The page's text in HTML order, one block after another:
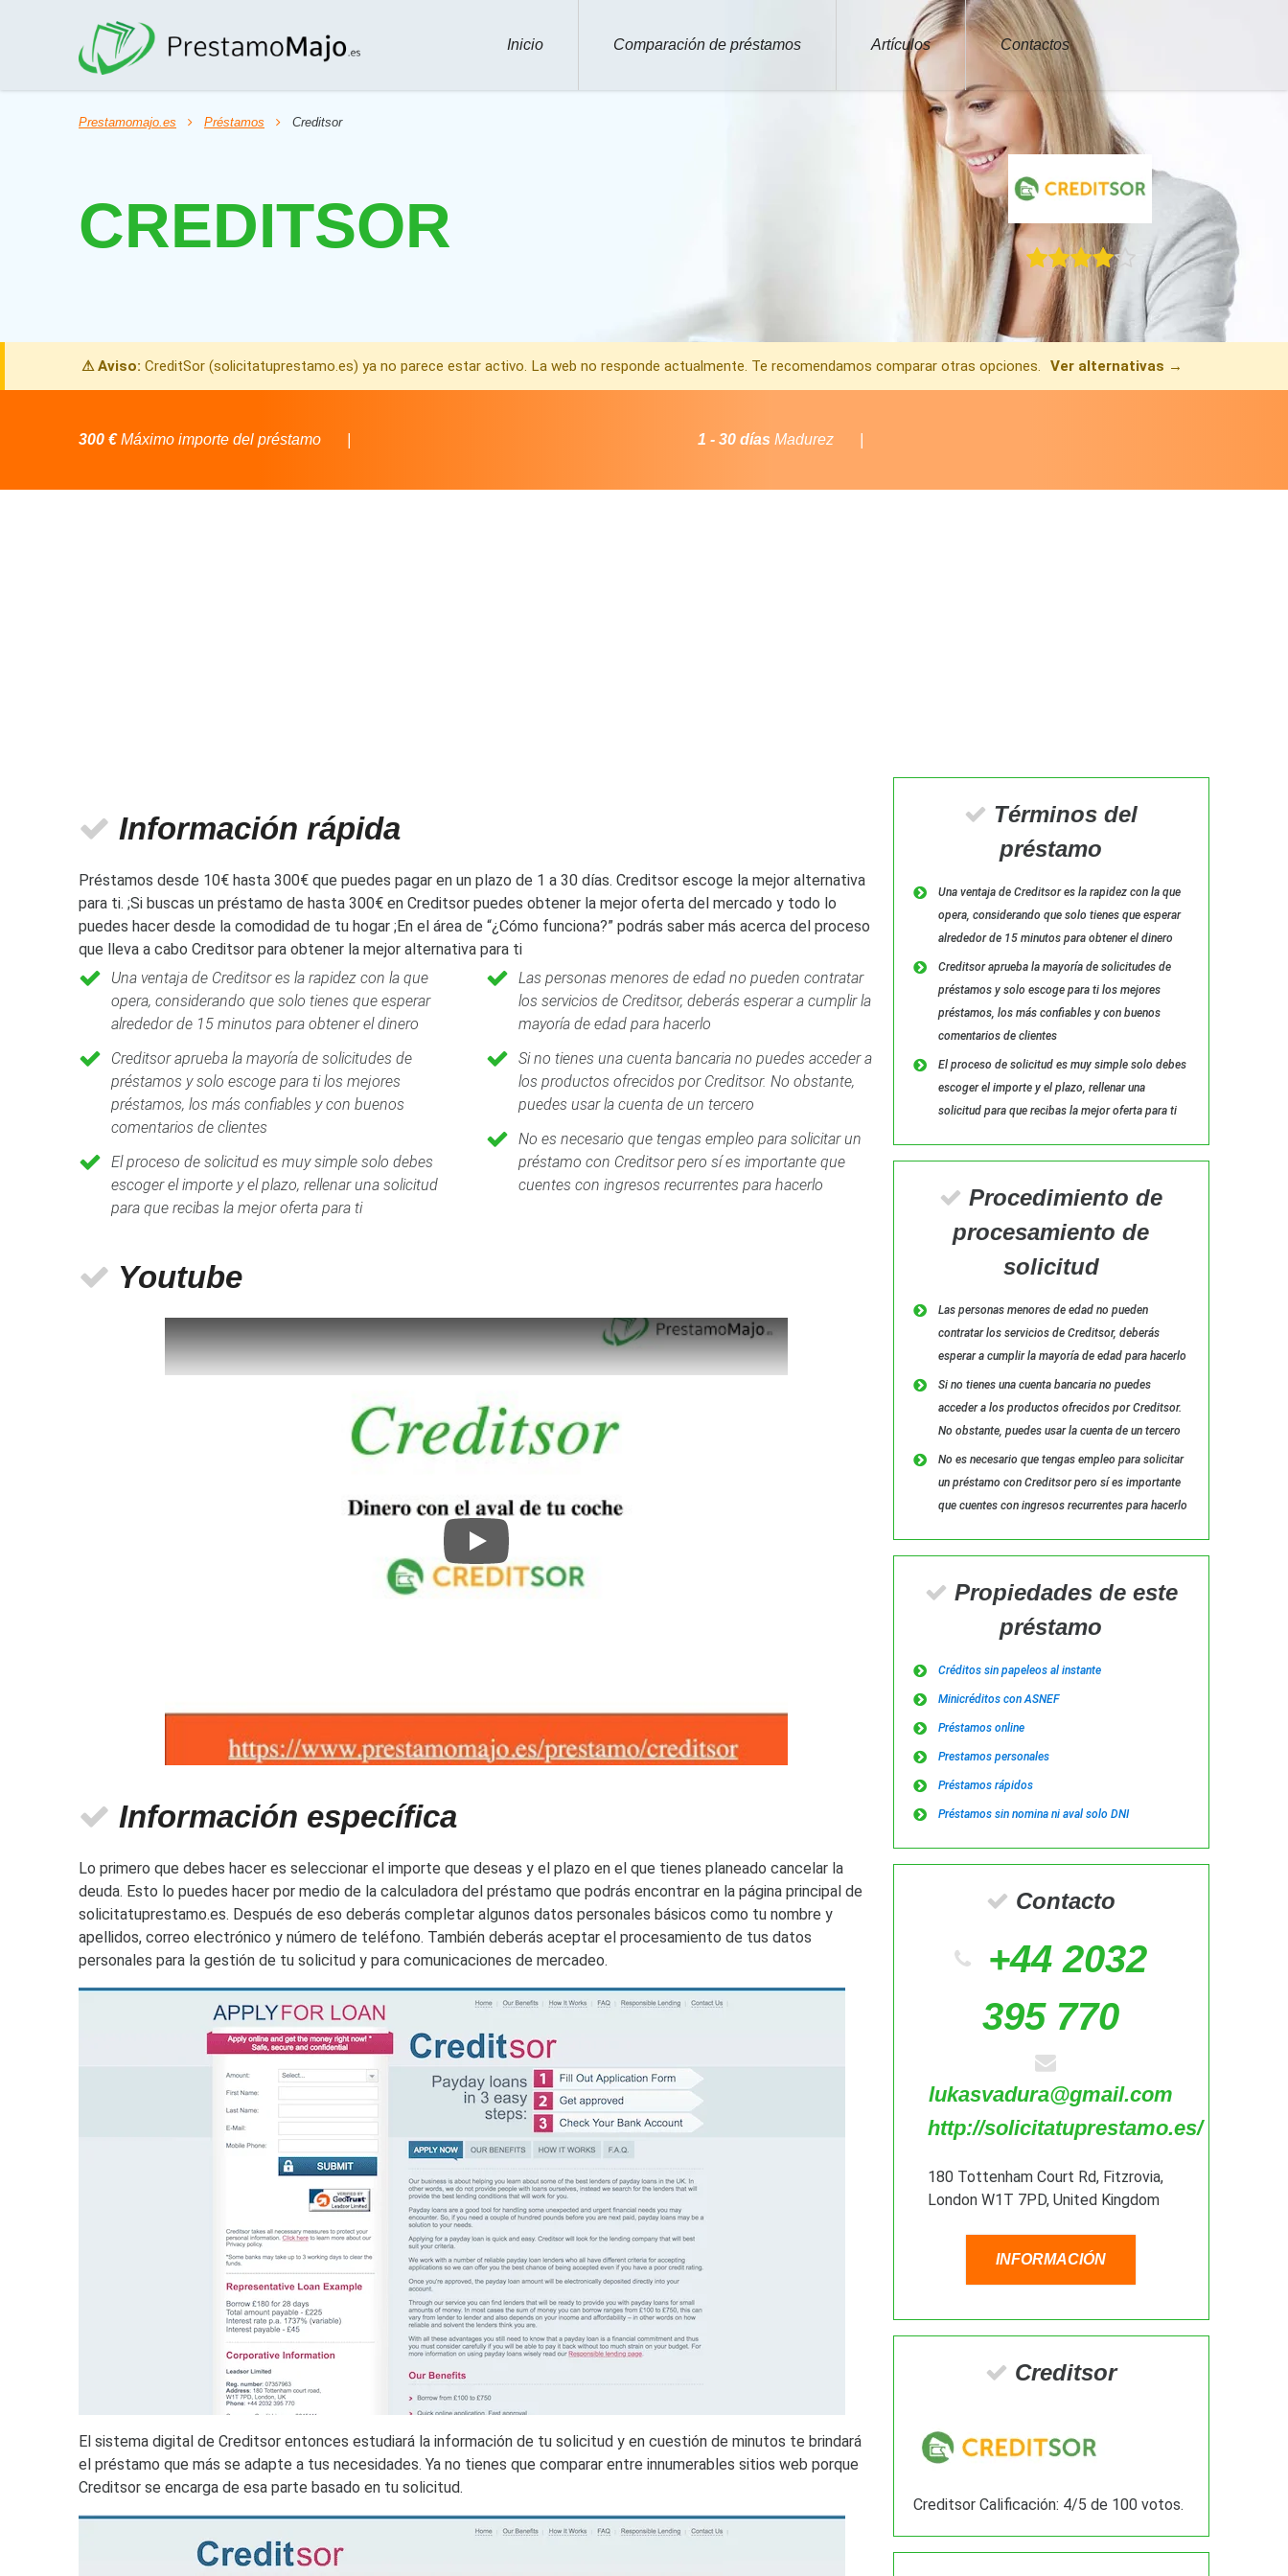
Inicio Comparación de préstamos Artículos Contactos
Prestamomajo.es Préstamos Creditsor
CREDITSOR
⚠ Aviso: CreditSor (solicitatuprestamo.es) ya no parece estar activo. La web no responde actualmente. Te recomendamos comparar otras opciones. Ver alternativas →
300 €Máximo importe del préstamo 1 - 30 días Madurez
Información rápida
Préstamos desde 10€ hasta 300€ que puedes pagar en un plazo de 1 a 30 días. Creditsor escoge la mejor alternativa
para ti. ;Si buscas un préstamo de hasta 300€ en Creditsor puedes obtener la mejor oferta del mercado y todo lo
puedes hacer desde la comodidad de tu hogar ;En el área de “¿Cómo funciona?” podrás saber más acerca del proceso
que lleva a cabo Creditsor para obtener la mejor alternativa para ti
Una ventaja de Creditsor es la rapidez con la que
opera, considerando que solo tienes que esperar
alrededor de 15 minutos para obtener el dinero
Creditsor aprueba la mayoría de solicitudes de
préstamos y solo escoge para ti los mejores
préstamos, los más confiables y con buenos
comentarios de clientes
El proceso de solicitud es muy simple solo debes
escoger el importe y el plazo, rellenar una solicitud
para que recibas la mejor oferta para ti
Las personas menores de edad no pueden contratar
los servicios de Creditsor, deberás esperar a cumplir la
mayoría de edad para hacerlo
Si no tienes una cuenta bancaria no puedes acceder a
los productos ofrecidos por Creditsor. No obstante,
puedes usar la cuenta de un tercero
No es necesario que tengas empleo para solicitar un
préstamo con Creditsor pero sí es importante que
cuentes con ingresos recurrentes para hacerlo
Youtube
Información específica
Lo primero que debes hacer es seleccionar el importe que deseas y el plazo en el que tienes planeado cancelar la
deuda. Esto lo puedes hacer por medio de la calculadora del préstamo que podrás encontrar en la página principal de
solicitatuprestamo.es. Después de eso deberás completar algunos datos personales básicos como tu nombre y
apellidos, correo electrónico y número de teléfono. También deberás aceptar el procesamiento de tus datos
personales para la gestión de tu solicitud y para comunicaciones de mercadeo.
El sistema digital de Creditsor entonces estudiará la información de tu solicitud y en cuestión de minutos te brindará
el préstamo que más se adapte a tus necesidades. Ya no tienes que comparar entre innumerables sitios web porque
Creditsor se encarga de esa parte basado en tu solicitud.
Términos del
préstamo
Una ventaja de Creditsor es la rapidez con la que
opera, considerando que solo tienes que esperar
alrededor de 15 minutos para obtener el dinero
Creditsor aprueba la mayoría de solicitudes de
préstamos y solo escoge para ti los mejores
préstamos, los más confiables y con buenos
comentarios de clientes
El proceso de solicitud es muy simple solo debes
escoger el importe y el plazo, rellenar una
solicitud para que recibas la mejor oferta para ti
Procedimiento de
procesamiento de
solicitud
Las personas menores de edad no pueden
contratar los servicios de Creditsor, deberás
esperar a cumplir la mayoría de edad para hacerlo
Si no tienes una cuenta bancaria no puedes
acceder a los productos ofrecidos por Creditsor.
No obstante, puedes usar la cuenta de un tercero
No es necesario que tengas empleo para solicitar
un préstamo con Creditsor pero sí es importante
que cuentes con ingresos recurrentes para hacerlo
Propiedades de este
préstamo
Créditos sin papeleos al instante
Minicréditos con ASNEF
Préstamos online
Prestamos personales
Préstamos rápidos
Préstamos sin nomina ni aval solo DNI
Contacto
+44 2032
395 770
lukasvadura@gmail.com
http://solicitatuprestamo.es/
180 Tottenham Court Rd, Fitzrovia,
London W1T 7PD, United Kingdom
INFORMACIÓN
Creditsor
CreditsorCalificación: 4/5 de 100votos.